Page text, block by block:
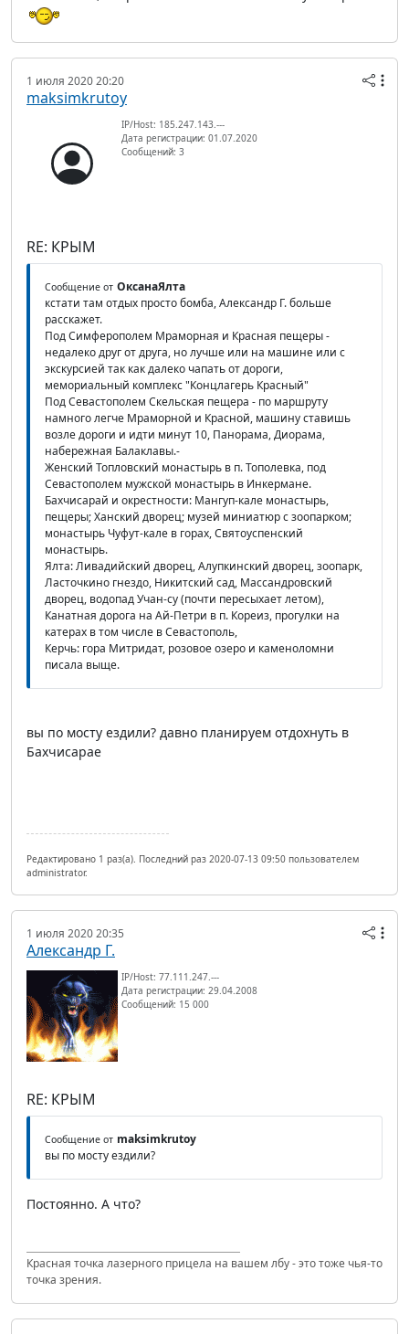
1 июля 2020 20:20
maksimkrutoy
IP/Host: 185.247.143.---
Дата регистрации: 01.07.2020
Сообщений: 3
RE: КРЫМ
Сообщение от ОксанаЯлта
кстати там отдых просто бомба, Александр Г. больше
расскажет.
Под Симферополем Мраморная и Красная пещеры -
недалеко друг от друга, но лучше или на машине или с
экскурсией так как далеко чапать от дороги,
мемориальный комплекс "Концлагерь Красный"
Под Севастополем Скельская пещера - по маршруту
намного легче Мраморной и Красной, машину ставишь
возле дороги и идти минут 10, Панорама, Диорама,
набережная Балаклавы.-
Женский Топловский монастырь в п. Тополевка, под
Севастополем мужской монастырь в Инкермане.
Бахчисарай и окрестности: Мангуп-кале монастырь,
пещеры; Ханский дворец; музей миниатюр с зоопарком;
монастырь Чуфут-кале в горах, Святоуспенский
монастырь.
Ялта: Ливадийский дворец, Алупкинский дворец, зоопарк,
Ласточкино гнездо, Никитский сад, Массандровский
дворец, водопад Учан-су (почти пересыхает летом),
Канатная дорога на Ай-Петри в п. Кореиз, прогулки на
катерах в том числе в Севастополь,
Керчь: гора Митридат, розовое озеро и каменоломни
писала выще.
вы по мосту ездили? давно планируем отдохнуть в
Бахчисарае
Редактировано 1 раз(а). Последний раз 2020-07-13 09:50 пользователем
administrator.
1 июля 2020 20:35
Александр Г.
IP/Host: 77.111.247.---
Дата регистрации: 29.04.2008
Сообщений: 15 000
RE: КРЫМ
Сообщение от maksimkrutoy
вы по мосту ездили?
Постоянно. А что?
Красная точка лазерного прицела на вашем лбу - это тоже чья-то
точка зрения.